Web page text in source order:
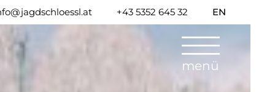
+43 5352 645 32 EN
menü